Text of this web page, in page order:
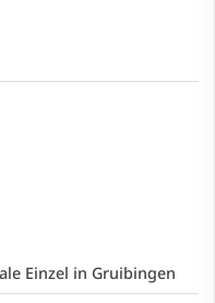
Einzel in Gruibingen